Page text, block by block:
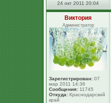
24 окт 2011 20:04
Виктория
Администратор
Зарегистрирован: 07
мар 2011 14:36
Сообщения: 11745
Откуда: Краснодарский
край